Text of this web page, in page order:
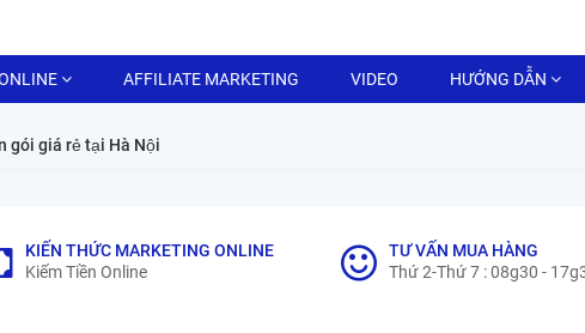
AFFILIATE MARKETING VIDEO HƯỚNG DẪN
gói giá rẻ tại Hà Nội
KIẾN THỨC MARKETING ONLINE
Kiếm Tiền Online
TƯ VẤN MUA HÀNG
Thứ 2-Thứ 7 : 08g30 -